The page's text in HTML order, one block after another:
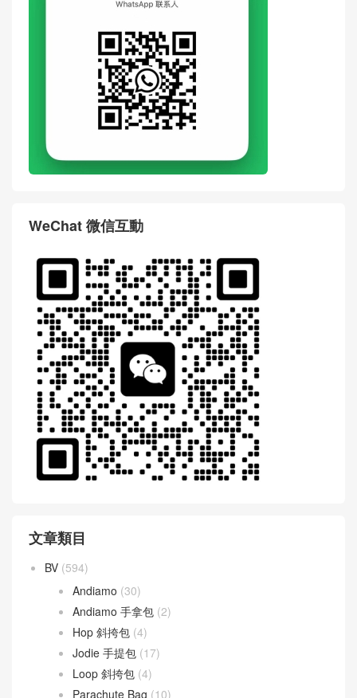
WeChat 微信互動
文章類目
BV (594)
Andiamo (30)
Andiamo 手拿包 (2)
Hop 斜挎包 (4)
Jodie 手提包 (17)
Loop 斜挎包 (4)
Parachute Bag (10)